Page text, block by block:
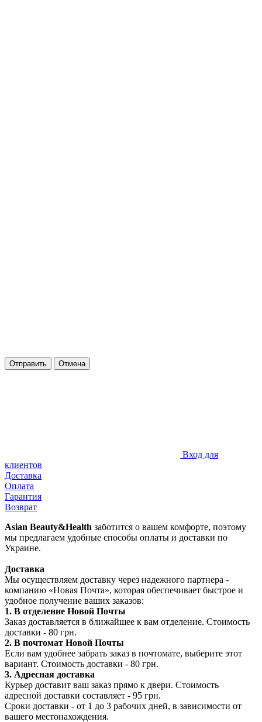
Отправить Отмена
Вход для
клиентов
Доставка
Оплата
Гарантия
Возврат
Asian Beauty&Health заботится о вашем комфорте, поэтому
мы предлагаем удобные способы оплаты и доставки по
Украине.
Доставка
Мы осуществляем доставку через надежного партнера -
компанию «Новая Почта», которая обеспечивает быстрое и
удобное получение ваших заказов:
1. В отделение Новой Почты
Заказ доставляется в ближайшее к вам отделение. Стоимость
доставки - 80 грн.
2. В почтомат Новой Почты
Если вам удобнее забрать заказ в почтомате, выберите этот
вариант. Стоимость доставки - 80 грн.
3. Адресная доставка
Курьер доставит ваш заказ прямо к двери. Стоимость
адресной доставки составляет - 95 грн.
Сроки доставки - от 1 до 3 рабочих дней, в зависимости от
вашего местонахождения.